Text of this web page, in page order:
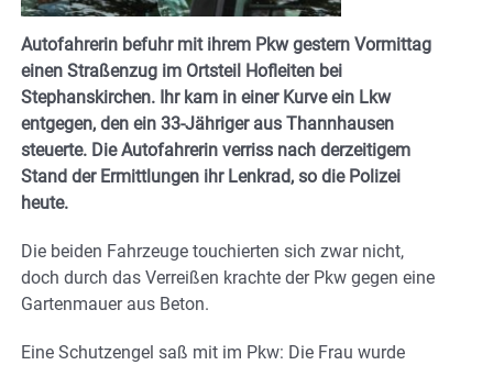
Autofahrerin befuhr mit ihrem Pkw gestern Vormittag
einen Straßenzug im Ortsteil Hofleiten bei
Stephanskirchen. Ihr kam in einer Kurve ein Lkw
entgegen, den ein 33-Jähriger aus Thannhausen
steuerte. Die Autofahrerin verriss nach derzeitigem
Stand der Ermittlungen ihr Lenkrad, so die Polizei
heute.
Die beiden Fahrzeuge touchierten sich zwar nicht,
doch durch das Verreißen krachte der Pkw gegen eine
Gartenmauer aus Beton.
Eine Schutzengel saß mit im Pkw: Die Frau wurde